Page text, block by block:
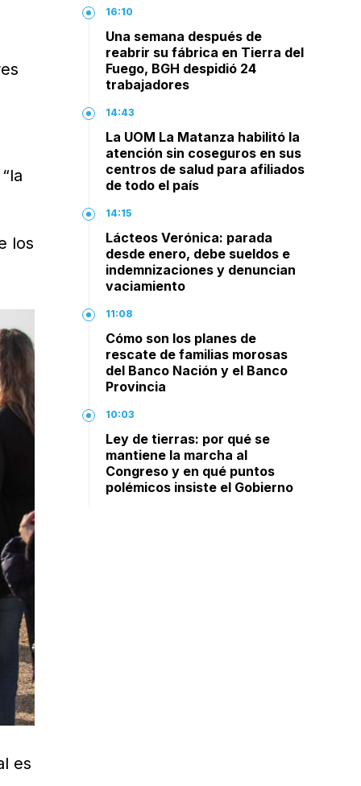
los
es
16:10
Una semana después de
reabrir su fábrica en Tierra del
Fuego, BGH despidió 24
trabajadores
14:43
La UOM La Matanza habilitó la
atención sin coseguros en sus
centros de salud para afiliados
de todo el país
14:15
Lácteos Verónica: parada
desde enero, debe sueldos e
indemnizaciones y denuncian
vaciamiento
11:08
Cómo son los planes de
rescate de familias morosas
del Banco Nación y el Banco
Provincia
10:03
Ley de tierras: por qué se
mantiene la marcha al
Congreso y en qué puntos
polémicos insiste el Gobierno